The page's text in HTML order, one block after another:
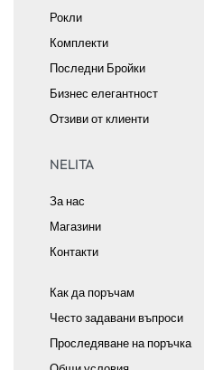
Рокли
Комплекти
Последни Бройки
Бизнес елегантност
Отзиви от клиенти
NELITA
За нас
Магазини
Контакти
Как да поръчам
Често задавани въпроси
Проследяване на поръчка